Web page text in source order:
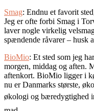
Smag: Endnu et favorit
Jeg er ofte forbi Smag i
laver nogle virkelig
spændende råvarer – husk
BioMio: Et sted som jeg
morgen, middag og aften.
aftenkort. BioMio ligger i
nu er Danmarks største,
økologi og bæredygtighed